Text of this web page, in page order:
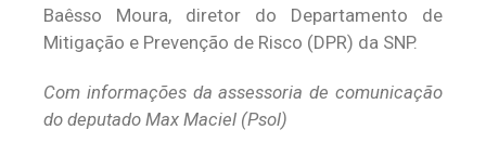
Baêsso Moura, diretor do Departamento de
Mitigação e Prevenção de Risco (DPR) da SNP.
Com informações da assessoria de comunicação
do deputado Max Maciel (Psol)